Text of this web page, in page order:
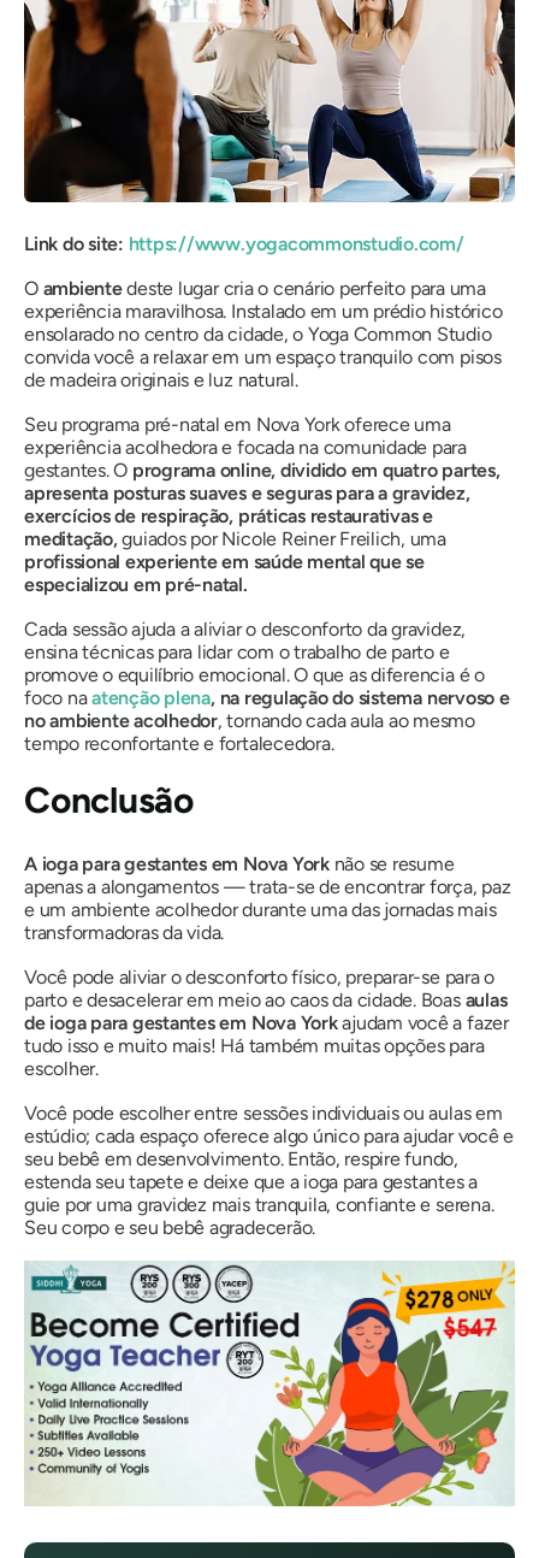
Link do site: https://www.yogacommonstudio.com/
O ambientedeste lugar cria o cenário perfeito para uma
experiência maravilhosa. Instalado em um prédio histórico
ensolarado no centro da cidade, o Yoga Common Studio
convida você a relaxar em um espaço tranquilo com pisos
de madeira originais e luz natural.
Seu programa pré-natal em Nova York oferece uma
experiência acolhedora e focada na comunidade para
gestantes. O programa online, dividido em quatro partes,
apresenta posturas suaves e seguras para a gravidez,
exercícios de respiração, práticas restaurativas e
meditação,guiados por Nicole Reiner Freilich, uma
profissional experiente em saúde mental que se
especializou em pré-natal.
Cada sessão ajuda a aliviar o desconforto da gravidez,
ensina técnicas para lidar com o trabalho de parto e
promove o equilíbrio emocional. O que as diferencia é o
foco naatenção plena, na regulação do sistema nervoso e
no ambiente acolhedor, tornando cada aula ao mesmo
tempo reconfortante e fortalecedora.
Conclusão
A ioga para gestantes em Nova York não se resume
apenas a alongamentos — trata-se de encontrar força, paz
e um ambiente acolhedor durante uma das jornadas mais
transformadoras da vida.
Você pode aliviar o desconforto físico, preparar-se para o
parto e desacelerar em meio ao caos da cidade. Boas aulas
de ioga para gestantes em Nova Yorkajudam você a fazer
tudo isso e muito mais! Há também muitas opções para
escolher.
Você pode escolher entre sessões individuais ou aulas em
estúdio; cada espaço oferece algo único para ajudar você e
seu bebê em desenvolvimento. Então, respire fundo,
estenda seu tapete e deixe que a ioga para gestantes a
guie por uma gravidez mais tranquila, confiante e serena.
Seu corpo e seu bebê agradecerão.